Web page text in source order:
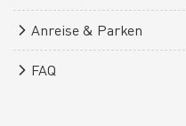
Anreise & Parken
FAQ